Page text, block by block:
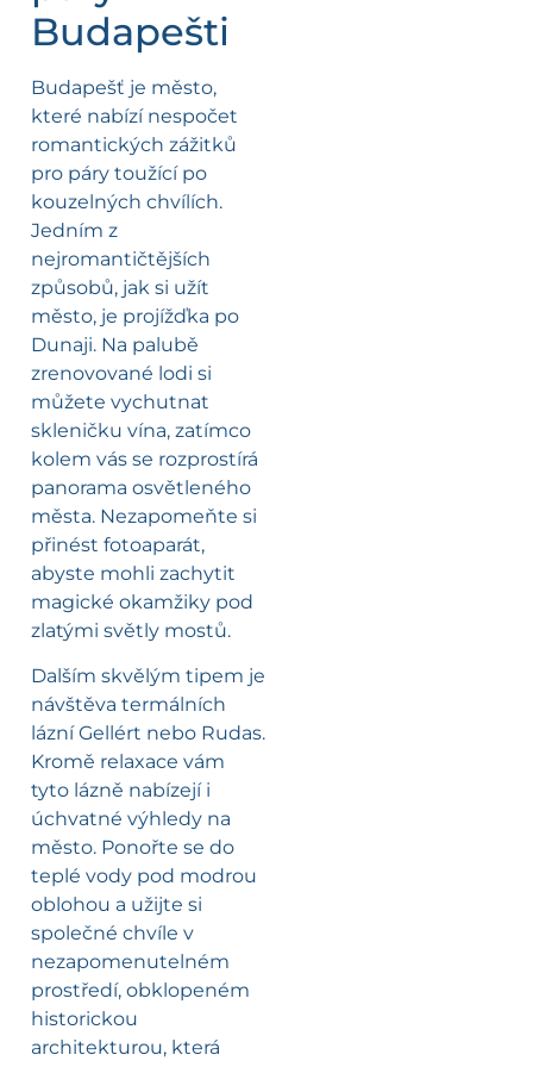
Budapešti
Budapešť je město,
které nabízí nespočet
romantických zážitků
pro páry toužící po
kouzelných chvílích.
Jedním z
nejromantičtějších
způsobů, jak si užít
město, je projížďka po
Dunaji. Na palubě
zrenovované lodi si
můžete vychutnat
skleničku vína, zatímco
kolem vás se rozprostírá
panorama osvětleného
města. Nezapomeňte si
přinést fotoaparát,
abyste mohli zachytit
magické okamžiky pod
zlatými světly mostů.
Dalším skvělým tipem je
návštěva termálních
lázní Gellért nebo Rudas.
Kromě relaxace vám
tyto lázně nabízejí i
úchvatné výhledy na
město. Ponořte se do
teplé vody pod modrou
oblohou a užijte si
společné chvíle v
nezapomenutelném
prostředí, obklopeném
historickou
architekturou, která